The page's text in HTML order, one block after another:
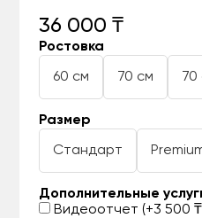
36 000 ₸
Ростовка
60 см 70 см 70
Размер
Стандарт
Дополнительные
Видеоотчет (+3 500